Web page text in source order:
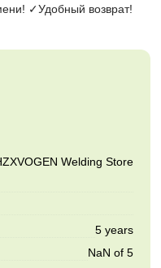
✓Удобный возврат!
Welding Store
5 years
NaN of 5